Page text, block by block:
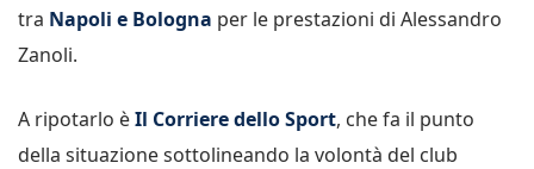
tra Napoli e Bologna per le prestazioni di Alessandro
Zanoli.
A ripotarlo èIl Corriere dello Sport, che fa il punto
della situazione sottolineando la volontà del club